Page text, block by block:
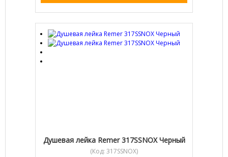
Душевая лейка Remer 317SSNOX Черный
(Код: 317SSNOX)